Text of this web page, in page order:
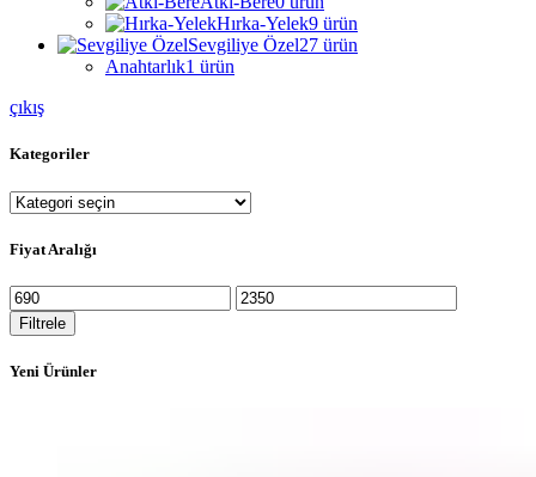
Hırka-Yelek9 ürün
Sevgiliye Özel27 ürün
Anahtarlık1 ürün
çıkış
Kategoriler
Fiyat Aralığı
En
düşük
fiyat
En
yüksek
Filtrele
Yeni Ürünler